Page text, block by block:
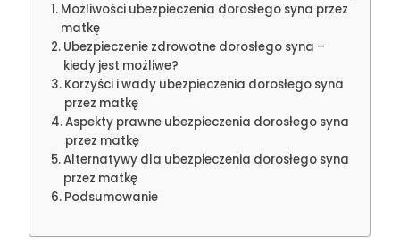
Możliwości ubezpieczenia dorosłego syna przez
matkę
Ubezpieczenie zdrowotne dorosłego syna –
kiedy jest możliwe?
Korzyści i wady ubezpieczenia dorosłego syna
przez matkę
Aspekty prawne ubezpieczenia dorosłego syna
przez matkę
Alternatywy dla ubezpieczenia dorosłego syna
przez matkę
Podsumowanie